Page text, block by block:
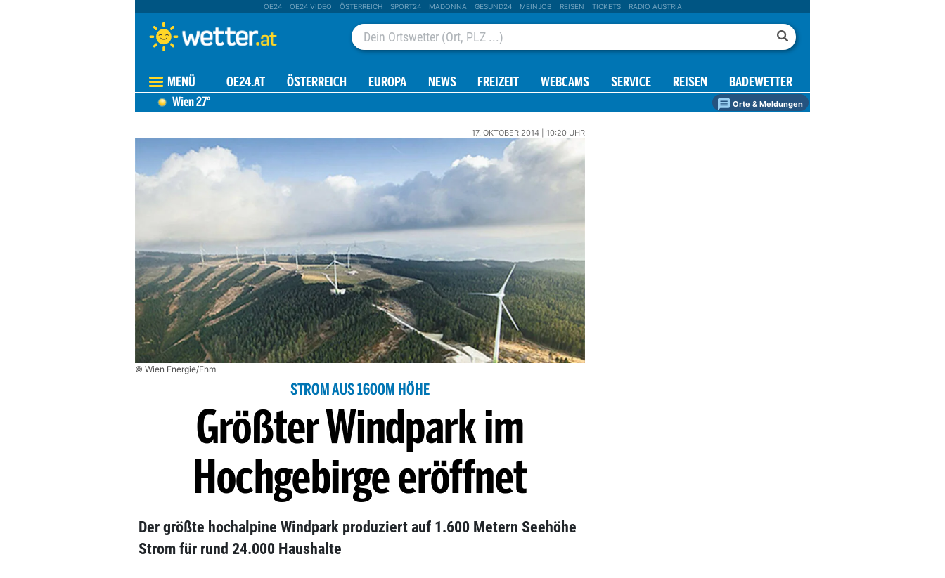
OE24 OE24 VIDEO ÖSTERREICH SPORT24 MADONNA GESUND24 MEINJOB REISEN TICKETS RADIO AUSTRIA
MENÜ OE24.AT ÖSTERREICH EUROPA NEWS FREIZEIT WEBCAMS SERVICE REISEN BADEWETTER
Wien27° Orte & Meldungen
17. OKTOBER 2014 | 10:20 UHR
© Wien Energie/Ehm
STROM AUS 1600M HÖHE
Größter Windpark im
Hochgebirge eröffnet
Der größte hochalpine Windpark produziert auf 1.600 Metern Seehöhe
Strom für rund 24.000 Haushalte